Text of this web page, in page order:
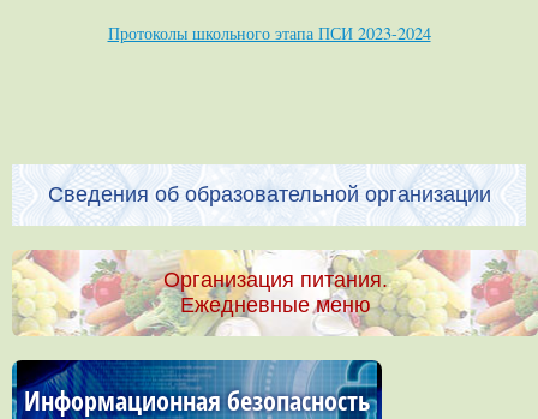
Протоколы школьного этапа ПСИ 2023-2024
Сведения об образовательной организации
Организация питания.
Ежедневные меню
Информационная безопасность